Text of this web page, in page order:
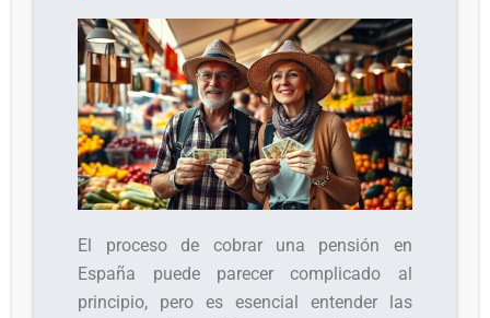
El proceso de cobrar una pensión en
España puede parecer complicado al
principio, pero es esencial entender las